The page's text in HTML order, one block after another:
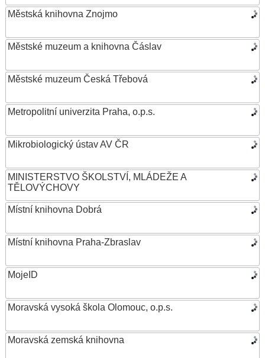
Městská knihovna Znojmo
Městské muzeum a knihovna Čáslav
Městské muzeum Česká Třebová
Metropolitní univerzita Praha, o.p.s.
Mikrobiologický ústav AV ČR
MINISTERSTVO ŠKOLSTVÍ, MLÁDEŽE A
TĚLOVÝCHOVY
Místní knihovna Dobrá
Místní knihovna Praha-Zbraslav
MojeID
Moravská vysoká škola Olomouc, o.p.s.
Moravská zemská knihovna